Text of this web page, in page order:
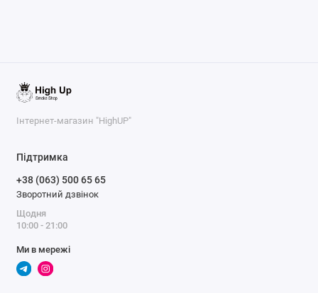
Інтернет-магазин "HighUP"
Підтримка
+38 (063) 500 65 65
Зворотний дзвінок
Щодня
10:00 - 21:00
Ми в мережі